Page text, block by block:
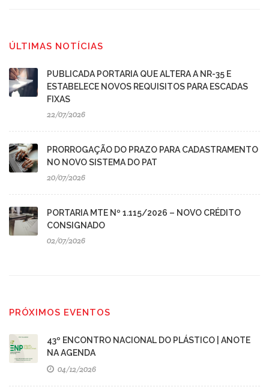
ÚLTIMAS NOTÍCIAS
PUBLICADA PORTARIA QUE ALTERA A NR-35 E
ESTABELECE NOVOS REQUISITOS PARA ESCADAS
FIXAS
22/07/2026
PRORROGAÇÃO DO PRAZO PARA CADASTRAMENTO
NO NOVO SISTEMA DO PAT
20/07/2026
PORTARIA MTE Nº 1.115/2026 – NOVO CRÉDITO
CONSIGNADO
02/07/2026
PRÓXIMOS EVENTOS
43º ENCONTRO NACIONAL DO PLÁSTICO | ANOTE
NA AGENDA
04/12/2026